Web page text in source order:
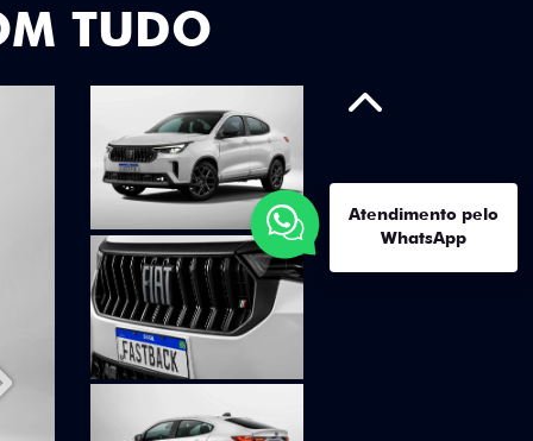
Atendimento pelo
WhatsApp